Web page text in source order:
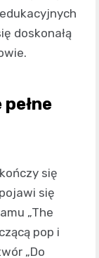
doskonałą
się
się
„The
pop i
„Do